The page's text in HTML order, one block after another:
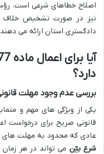
اصلاح خطاهای شرعی است.
نیز در صورت تشخیص خلاف
دادگستری استان ارائه می
دارد؟
بررسی عدم وجود مهلت
قانونی صریح برای درخواست
عادی که محدود به مهلت
شرع بیّن می تواند در هر